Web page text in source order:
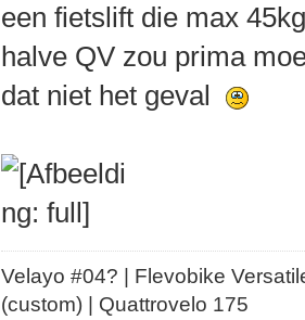
een fietslift die max
halve QV zou prima
dat niet het geval
Velayo #04? | Flevobike
(custom) | Quattrovelo 175